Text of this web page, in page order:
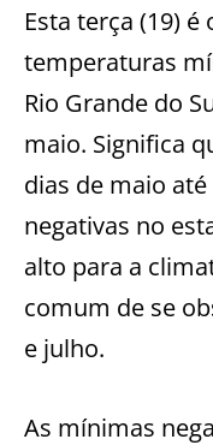
Esta terça (19) é
temperaturas
Rio Grande do
maio. Significa
dias de maio
negativas no
alto para a
comum de se
e julho.
As mínimas